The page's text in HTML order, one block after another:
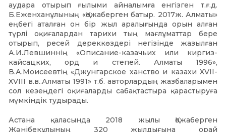
аудара отырып ғылыми айналымға енгізген т.ғ.д.
Б.Еженханұлының «Қожаберген батыр. 2017ж. Алматы»
еңбегі аталған он бір жыл аралығында орын алған
түрлі оқиғалардан тарихи тың мағлұматтар бере
отырып, ресей дереккөздері негізінде жазылған
А.И.Левшиннің «Описание-казачьих или киргиз-
кайсацких, орд и степей. Алматы 1996»,
В.А.Моисеевтің «Джунгарское ханство и казахи XVII-
XVIII в.в..Алматы 1991» т.б. авторлардың жазбаларымен
сол кезеңдегі оқиғаларды сабақтастыра қарастыруға
мүмкіндік тудырады.
Астана қаласында 2018 жылы Қожаберген
Жәнібекұлының 320 жылдығына орай